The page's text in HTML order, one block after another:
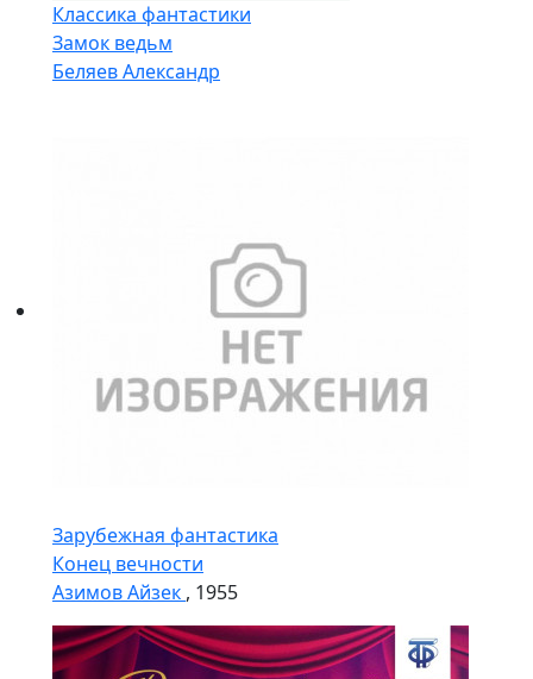
Классика фантастики
Замок ведьм
Беляев Александр
Зарубежная фантастика
Конец вечности
Азимов Айзек , 1955